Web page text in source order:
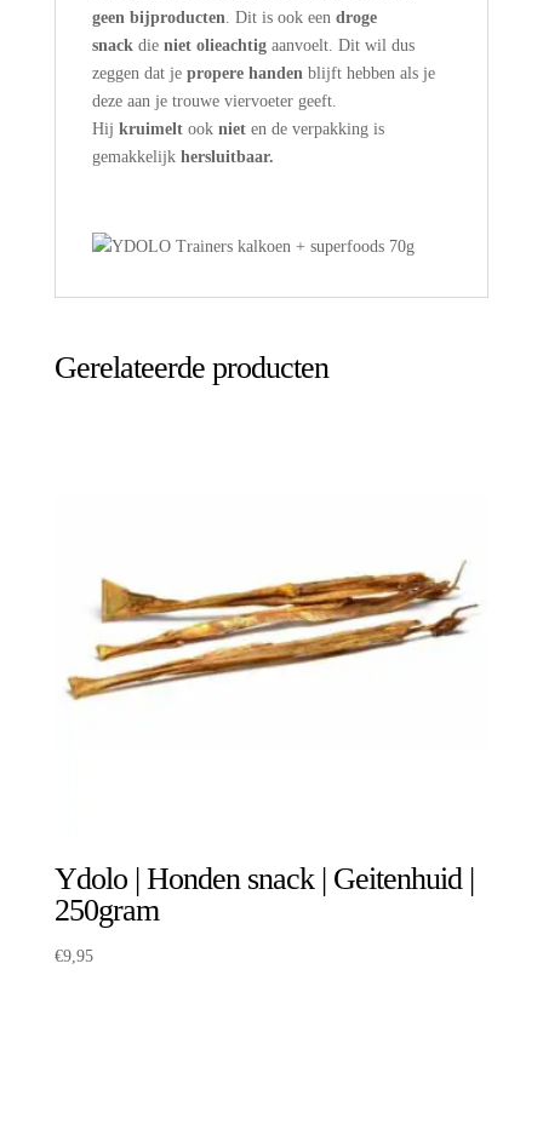
geen bijproducten . Dit is ook een droge
snack die niet olieachtigaanvoelt. Dit wil dus
zeggen dat jepropere handen blijft hebben als je
deze aan je trouwe viervoeter geeft.
Hij kruimeltook nieten de verpakking is
gemakkelijk hersluitbaar.
Gerelateerde producten
Ydolo | Honden snack | Geitenhuid |
250gram
€9,95